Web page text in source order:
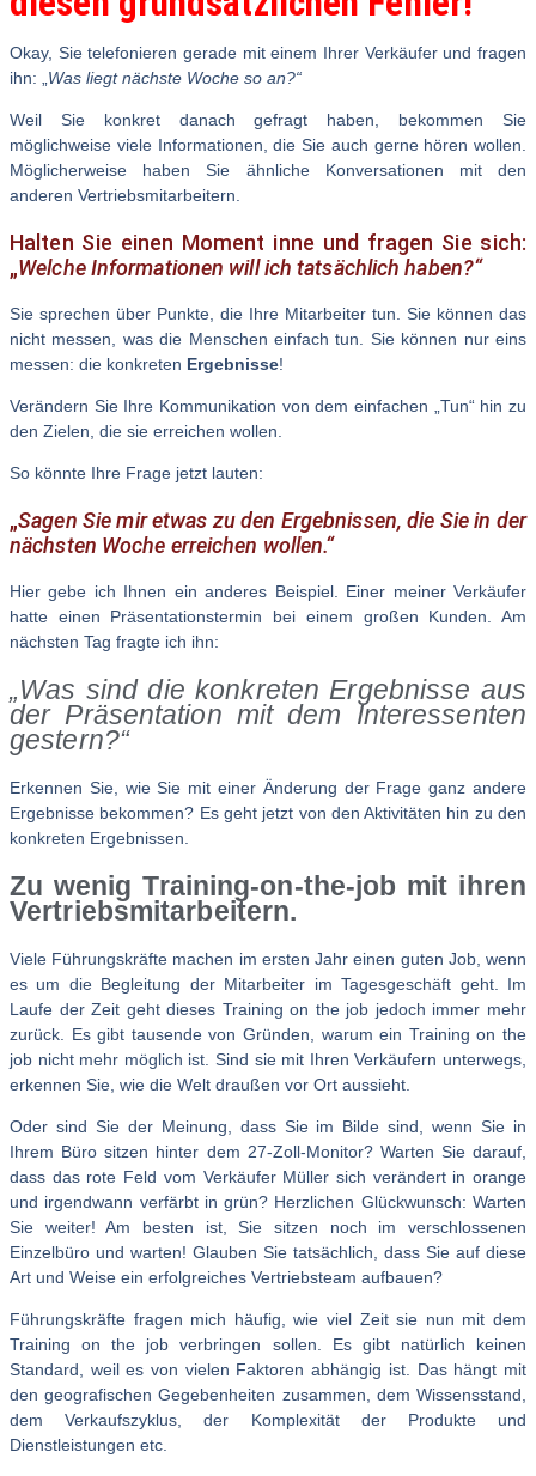
Okay, Sie telefonieren gerade mit einem Ihrer Verkäufer und fragen
ihn: „ Was liegt nächste Woche so an?“
Weil Sie konkret danach gefragt haben, bekommen Sie
möglichweise viele Informationen, die Sie auch gerne hören wollen.
Möglicherweise haben Sie ähnliche Konversationen mit den
anderen Vertriebsmitarbeitern.
Halten Sie einen Moment inne und fragen Sie sich:
„Welche Informationen will ich tatsächlich haben?“
Sie sprechen über Punkte, die Ihre Mitarbeiter tun. Sie können das
nicht messen, was die Menschen einfach tun. Sie können nur eins
messen: die konkreten Ergebnisse!
Verändern Sie Ihre Kommunikation von dem einfachen „Tun“ hin zu
den Zielen, die sie erreichen wollen.
So könnte Ihre Frage jetzt lauten:
„Sagen Sie mir etwas zu den Ergebnissen, die Sie in der
nächsten Woche erreichen wollen.“
Hier gebe ich Ihnen ein anderes Beispiel. Einer meiner Verkäufer
hatte einen Präsentationstermin bei einem großen Kunden. Am
nächsten Tag fragte ich ihn:
„Was sind die konkreten Ergebnisse aus
der Präsentation mit dem Interessenten
gestern?“
Erkennen Sie, wie Sie mit einer Änderung der Frage ganz andere
Ergebnisse bekommen? Es geht jetzt von den Aktivitäten hin zu den
konkreten Ergebnissen.
Zu wenig Training-on-the-job mit ihren
Vertriebsmitarbeitern.
Viele Führungskräfte machen im ersten Jahr einen guten Job, wenn
es um die Begleitung der Mitarbeiter im Tagesgeschäft geht. Im
Laufe der Zeit geht dieses Training on the job jedoch immer mehr
zurück. Es gibt tausende von Gründen, warum ein Training on the
job nicht mehr möglich ist. Sind sie mit Ihren Verkäufern unterwegs,
erkennen Sie, wie die Welt draußen vor Ort aussieht.
Oder sind Sie der Meinung, dass Sie im Bilde sind, wenn Sie in
Ihrem Büro sitzen hinter dem 27-Zoll-Monitor? Warten Sie darauf,
dass das rote Feld vom Verkäufer Müller sich verändert in orange
und irgendwann verfärbt in grün? Herzlichen Glückwunsch: Warten
Sie weiter! Am besten ist, Sie sitzen noch im verschlossenen
Einzelbüro und warten! Glauben Sie tatsächlich, dass Sie auf diese
Art und Weise ein erfolgreiches Vertriebsteam aufbauen?
Führungskräfte fragen mich häufig, wie viel Zeit sie nun mit dem
Training on the job verbringen sollen. Es gibt natürlich keinen
Standard, weil es von vielen Faktoren abhängig ist. Das hängt mit
den geografischen Gegebenheiten zusammen, dem Wissensstand,
dem Verkaufszyklus, der Komplexität der Produkte und
Dienstleistungen etc.